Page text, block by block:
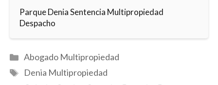
Parque Denia Sentencia Multipropiedad
Despacho
Categorías
Abogado Multipropiedad
Etiquetas
Denia Multipropiedad